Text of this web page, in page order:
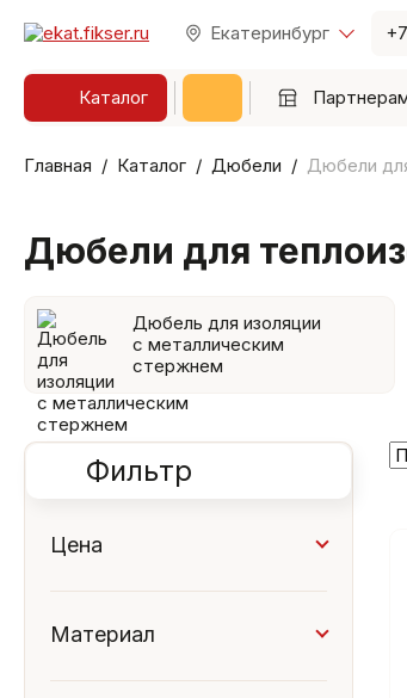
Екатеринбург
Каталог
Главная Каталог Дюбели Дюбели
Дюбели для
Дюбель для изоляции
с металлическим
cтержнем
Фильтр
Цена
Материал
полипропилен